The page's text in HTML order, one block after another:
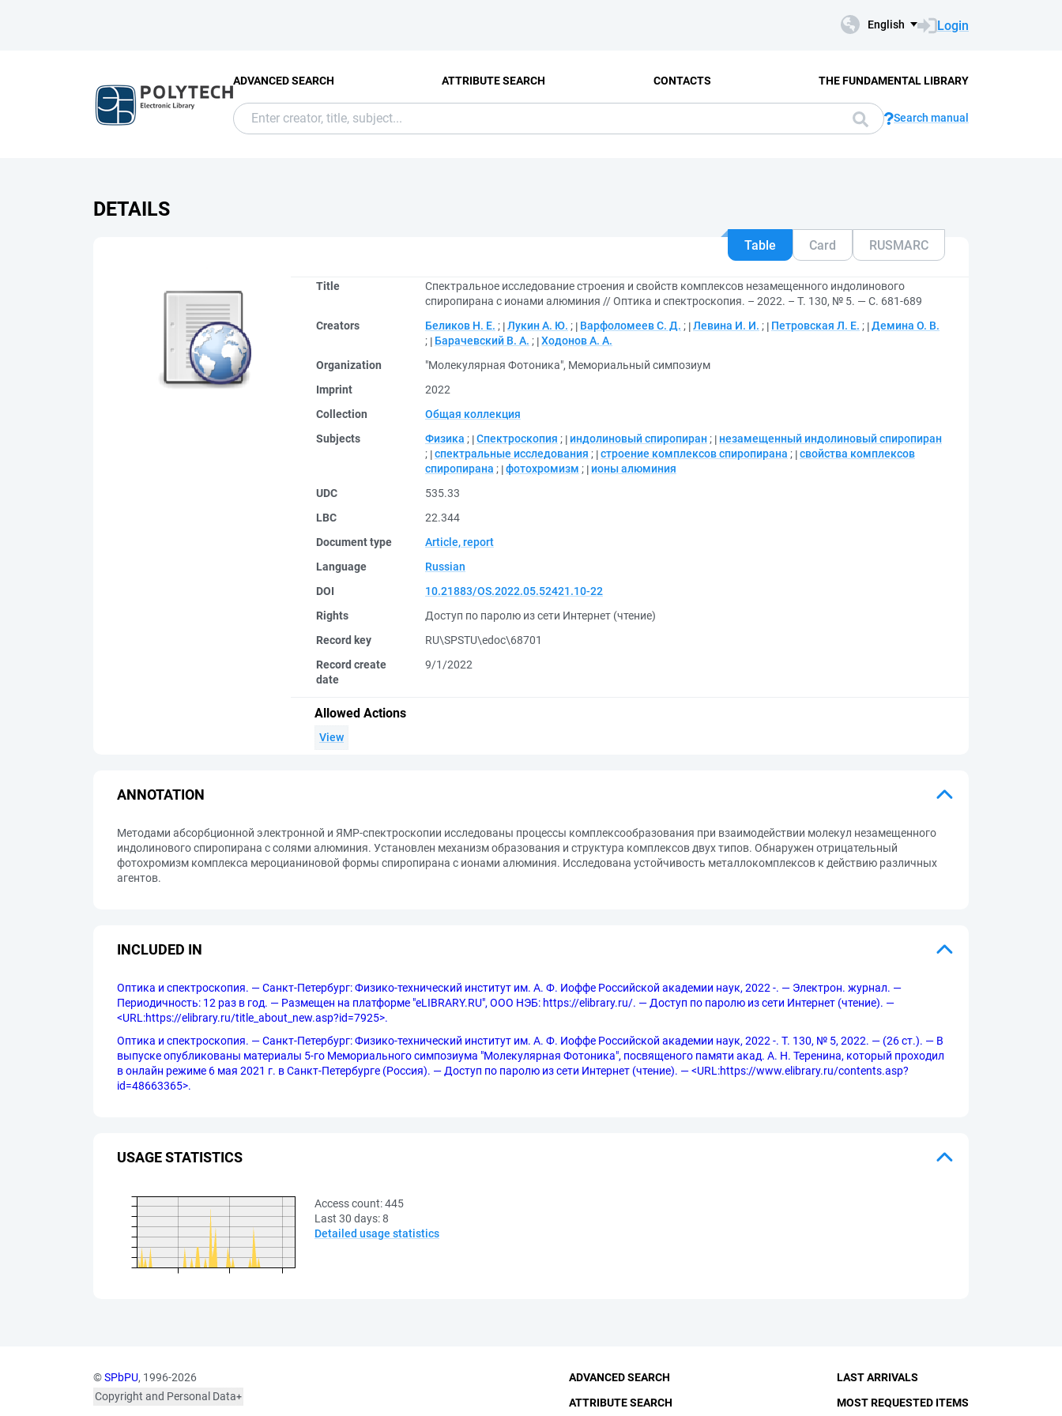
English Login
ADVANCED SEARCH ATTRIBUTE SEARCH CONTACTS THE FUNDAMENTAL LIBRARY
Search manual
DETAILS
Table Card RUSMARC
Title
Спектральное исследование строения и свойств комплексов незамещенного индолинового
спиропирана с ионами алюминия // Оптика и спектроскопия. – 2022. – Т. 130, № 5. — С. 681-689
Creators
Беликов Н. Е. ; Лукин А. Ю. ; Варфоломеев С. Д. ; Левина И. И. ; Петровская Л. Е. ; Демина О. В.
;
Барачевский В. А. ; Ходонов А. А.
Organization
"Молекулярная Фотоника", Мемориальный симпозиум
Imprint
2022
Collection
Общая коллекция
Subjects
Физика ; Спектроскопия ; индолиновый спиропиран ;
незамещенный индолиновый спиропиран
; спектральные исследования ; строение комплексов спиропирана ; свойства комплексов
спиропирана ; фотохромизм ;
ионы алюминия
UDC
535.33
LBC
22.344
Document type
Article, report
Language
Russian
DOI
10.21883/OS.2022.05.52421.10-22
Rights
Доступ по паролю из сети Интернет (чтение)
Record key
RU\SPSTU\edoc\68701
Record create
date
9/1/2022
Allowed Actions
View
ANNOTATION
Методами абсорбционной электронной и ЯМР-спектроскопии исследованы процессы комплексообразования при взаимодействии молекул незамещенного
индолинового спиропирана с солями алюминия. Установлен механизм образования и структура комплексов двух типов. Обнаружен отрицательный
фотохромизм комплекса мероцианиновой формы спиропирана с ионами алюминия. Исследована устойчивость металлокомплексов к действию различных
агентов.
INCLUDED IN
Оптика и спектроскопия. — Санкт-Петербург: Физико-технический институт им. А. Ф. Иоффе Российской академии наук, 2022 -. — Электрон. журнал. —
Периодичность: 12 раз в год. — Размещен на платформе "eLIBRARY.RU", ООО НЭБ: https://elibrary.ru/. — Доступ по паролю из сети Интернет (чтение). —
<URL:https://elibrary.ru/title_about_new.asp?id=7925>.
Оптика и спектроскопия. — Санкт-Петербург: Физико-технический институт им. А. Ф. Иоффе Российской академии наук, 2022 -. Т. 130, № 5, 2022. — (26 ст.). — В
выпуске опубликованы материалы 5-го Мемориального симпозиума "Молекулярная Фотоника", посвященого памяти акад. А. Н. Теренина, который проходил
в онлайн режиме 6 мая 2021 г. в Санкт-Петербурге (Россия). — Доступ по паролю из сети Интернет (чтение). — <URL:https://www.elibrary.ru/contents.asp?
id=48663365>.
USAGE STATISTICS
Access count:445
Last 30 days:8
Detailed usage statistics
©SPbPU, 1996-2026
Copyright and Personal Data
ADVANCED SEARCH
ATTRIBUTE SEARCH
LAST ARRIVALS
MOST REQUESTED ITEMS